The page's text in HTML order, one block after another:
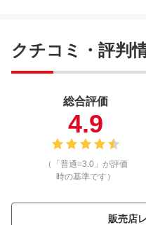
クチコミ・評判
総合評価
4.9
（「普通=3.0」が評価
時の基準です）
販売店